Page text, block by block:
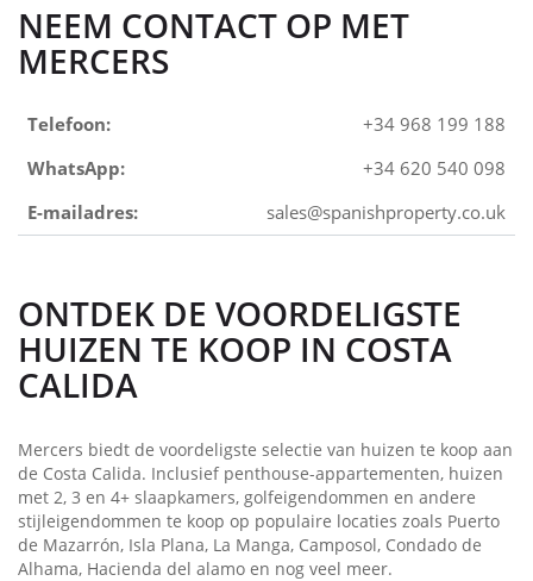
NEEM CONTACT OP MET
MERCERS
Telefoon:
+34 968 199 188
WhatsApp:
+34 620 540 098
E-mailadres:
sales@spanishproperty.co.uk
ONTDEK DE VOORDELIGSTE
HUIZEN TE KOOP IN COSTA
CALIDA
Mercers biedt de voordeligste selectie van huizen te koop aan
de Costa Calida. Inclusief penthouse-appartementen, huizen
met 2, 3 en 4+ slaapkamers, golfeigendommen en andere
stijleigendommen te koop op populaire locaties zoals Puerto
de Mazarrón, Isla Plana, La Manga, Camposol, Condado de
Alhama, Hacienda del alamo en nog veel meer.